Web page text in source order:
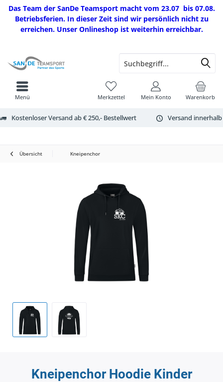
Das Team der SanDe Teamsport macht vom 23.07 bis 07.08.
Betriebsferien. In dieser Zeit sind wir persönlich nicht zu
erreichen. Unser Onlineshop ist weiterhin erreichbar.
Kostenloser Versand ab € 250,- Bestellwert Versand
Warenkorb
Merkzettel Mein Konto
Menü
Übersicht Kneipenchor
Kneipenchor Hoodie Kinder